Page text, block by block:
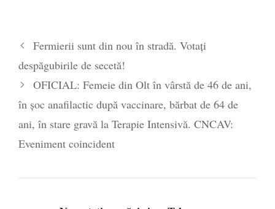
Fermierii sunt din nou în stradă. Votați
despăgubirile de secetă!
OFICIAL: Femeie din Olt în vârstă de 46 de ani,
în șoc anafilactic după vaccinare, bărbat de 64 de
ani, în stare gravă la Terapie Intensivă. CNCAV:
Eveniment coincident